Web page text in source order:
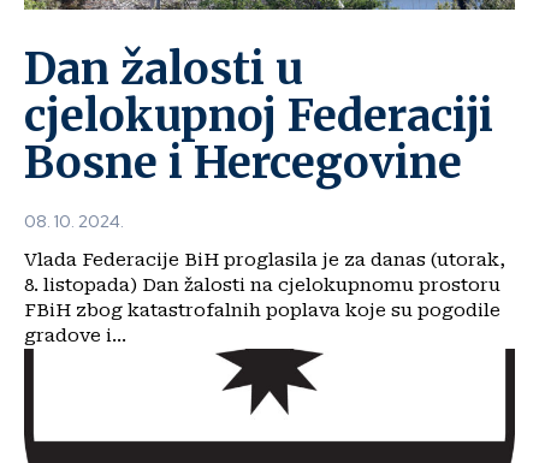
Dan žalosti u
cjelokupnoj Federaciji
Bosne i Hercegovine
08. 10. 2024.
Vlada Federacije BiH proglasila je za danas (utorak,
8. listopada) Dan žalosti na cjelokupnomu prostoru
FBiH zbog katastrofalnih poplava koje su pogodile
gradove i...